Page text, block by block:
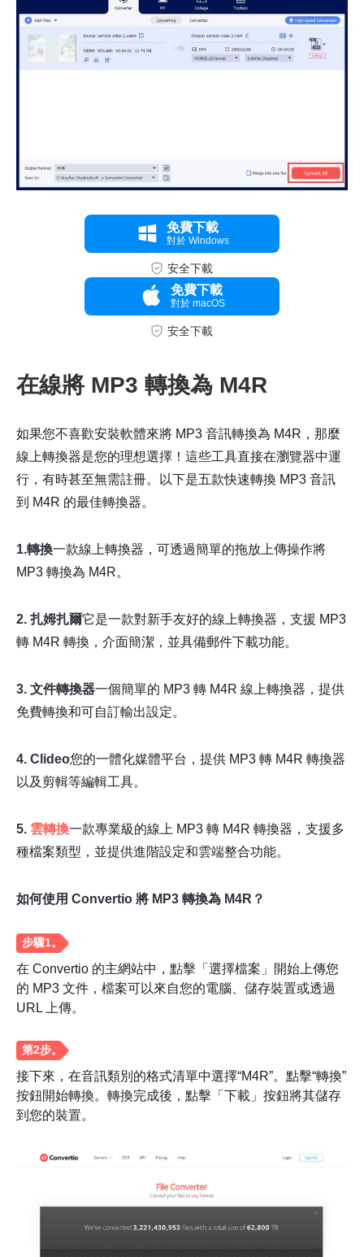
免費下載
對於 Windows
安全下載
免費下載
對於 macOS
安全下載
在線將 MP3 轉換為 M4R
如果您不喜歡安裝軟體來將 MP3 音訊轉換為 M4R，那麼
線上轉換器是您的理想選擇！這些工具直接在瀏覽器中運
行，有時甚至無需註冊。以下是五款快速轉換 MP3 音訊
到 M4R 的最佳轉換器。
1.轉換一款線上轉換器，可透過簡單的拖放上傳操作將
MP3 轉換為 M4R。
2. 扎姆扎爾它是一款對新手友好的線上轉換器，支援 MP3
轉 M4R 轉換，介面簡潔，並具備郵件下載功能。
3. 文件轉換器一個簡單的 MP3 轉 M4R 線上轉換器，提供
免費轉換和可自訂輸出設定。
4. Clideo您的一體化媒體平台，提供 MP3 轉 M4R 轉換器
以及剪輯等編輯工具。
5. 雲轉換一款專業級的線上 MP3 轉 M4R 轉換器，支援多
種檔案類型，並提供進階設定和雲端整合功能。
如何使用 Convertio 將 MP3 轉換為 M4R？
在 Convertio 的主網站中，點擊「選擇檔案」開始上傳您
的 MP3 文件，檔案可以來自您的電腦、儲存裝置或透過
URL 上傳。
接下來，在音訊類別的格式清單中選擇“M4R”。點擊“轉換”
按鈕開始轉換。轉換完成後，點擊「下載」按鈕將其儲存
到您的裝置。